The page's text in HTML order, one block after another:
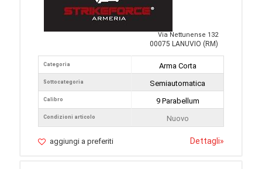
Via Nettunense 132
00075 LANUVIO (RM)
Categoria
Sottocategoria
Calibro
Condizioni articolo
Arma Corta
Semiautomatica
9 Parabellum
Nuovo
aggiungi a preferiti Dettagli»